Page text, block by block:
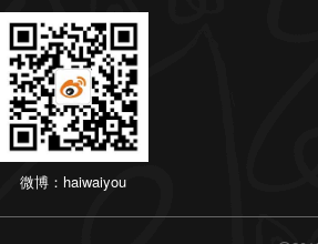
微博：haiwaiyou